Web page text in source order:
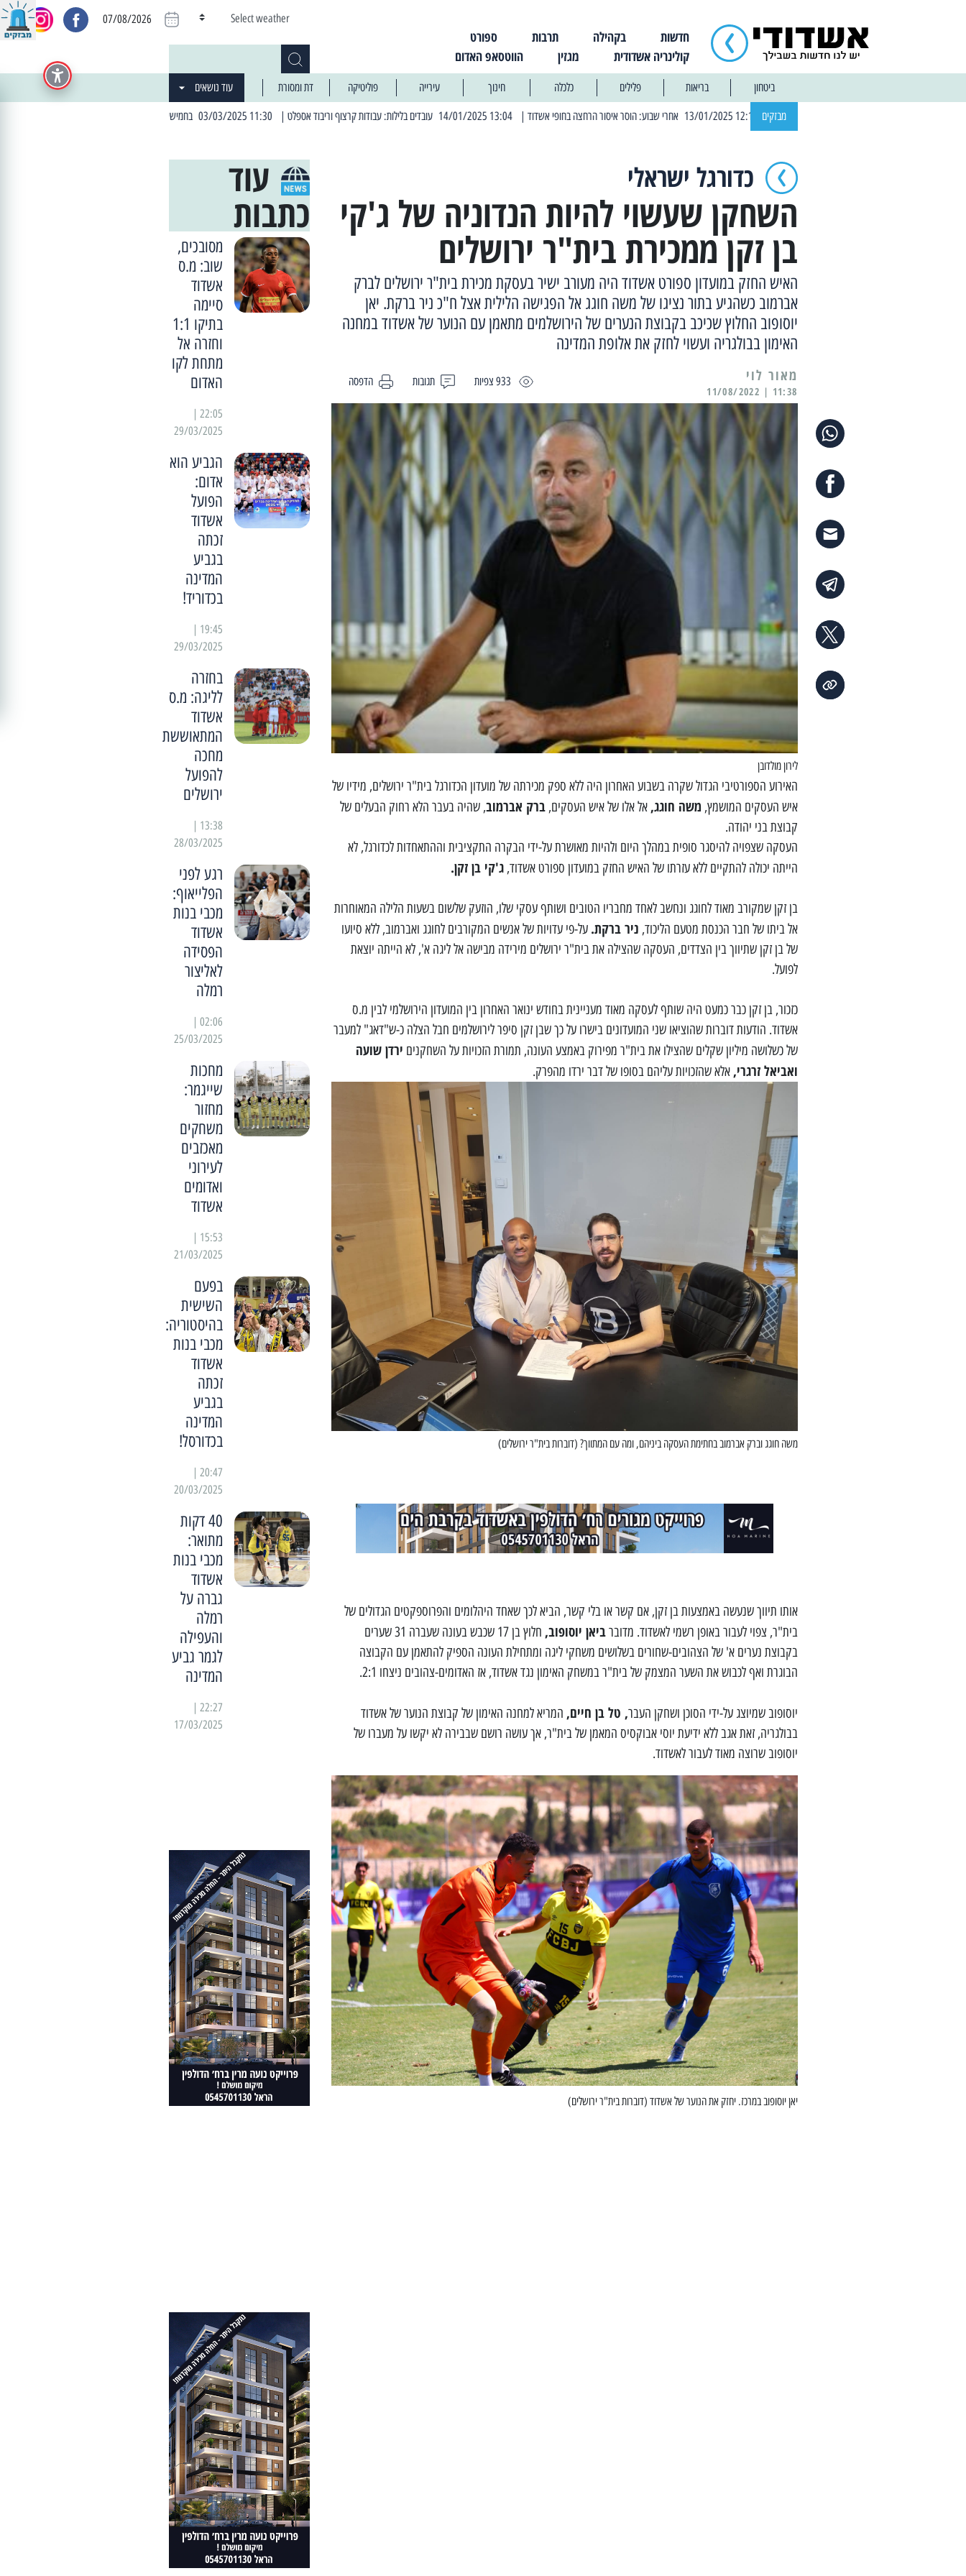
חדשות בקהילה תרבות
ספורט
קולינריה אשדודית
מגזין הווטסאפ האדום
Select weather
07/08/2026
ביטחון בריאות פלילים כלכלה חינוך עירייה פוליטיקה דת ומסורת עוד נושאים
מבזקים | 13:04 14/01/2025 עובדים בלילות: עבודות קרצוף וריבוד אספלט | 11:30 03/03/2025 בחמישי הקרוב: הרחובות בהם תהיה הפסקת חשמל יזומה
כדורגל ישראלי
השחקן שעשוי להיות הנדוניה של ג'קי
בן זקן ממכירת בית"ר ירושלים
האיש החזק במועדון ספורט אשדוד היה מעורב ישיר בעסקת מכירת בית"ר ירושלים לברק
אברמוב כשהגיע בתור נציגו של משה חוגג אל הפגישה הלילית אצל ח"כ ניר ברקת. יאן
יוסופוב החלוץ שכיכב בקבוצת הנערים של הירושלמים מתאמן עם הנוער של אשדוד במחנה
האימון בבולגריה ועשוי לחזק את אלופת המדינה
933 צפיות תגובות הדפסה מאור לוי
11:38 | 11/08/2022
לירון מולדובן
האירוע הספורטיבי הגדול שקרה בשבוע האחרון היה ללא ספק מכירתה של מועדון הכדורגל בית"ר ירושלים, מידיו של
איש העסקים המושמץ, משה חוגג, אל אלו של איש העסקים,ברק אברמוב, שהיה בעבר הלא רחוק הבעלים של
קבוצת בני יהודה.
העסקה שצפויה להיסגר סופית במהלך היום ולהיות מאושרת על-ידי הבקרה התקציבית וההתאחדות לכדורגל, לא
הייתה יכולה להתקיים ללא עזרתו של האיש החזק במועדון ספורט אשדוד,ג'קי בן זקן.
בן זקן שמקורב מאוד לחוגג ונחשב לאחד מחבריו הטובים ושותף עסקי שלו, הוזעק שלשום בשעות הלילה המאוחרות
אל ביתו של חבר הכנסת מטעם הליכוד, ניר ברקת. על-פי עדויות של אנשים המקורבים לחוגג ואברמוב, ללא סיועו
של בן זקן שתיווך בין הצדדים, העסקה שהצילה את בית"ר ירושלים מירידה מבישה אל ליגה א', לא הייתה יוצאת
לפועל.
כזכור, בן זקן כבר כמעט היה שותף לעסקה מאוד מעניינית בחודש ינואר האחרון בין המועדון הירושלמי לבין מ.ס
אשדוד. הודעות דוברות שהוציאו שני המועדונים בישרו על כך שבן זקן סיפר לירושלמים חבל הצלה כ-ש"דאג" למעבר
של כשלושה מיליון שקלים שהצילו את בית"ר מפירוק באמצע העונה, תמורת הזכויות על השחקנים ירדן שועה
ואביאל זרגרי, אלא שהזכויות עליהם בסופו של דבר ירדו מהפרק.
משה חוגג וברק אברמוב בחתימת העסקה ביניהם, ומה עם המתווך? (דוברות בית"ר ירושלים)
אותו תיווך שנעשה באמצעות בן זקן, אם קשר או בלי קשר, הביא לכך שאחד היהלומים והפרוספקטים הגדולים של
בית"ר, צפוי לעבור באופן רשמי לאשדוד. מדוברביאן יוסופוב,
חלוץ בן 17 שכבש בעונה שעברה 31 שערים
בקבוצת נערים א' של הצהובים-שחורים בשלושים משחקי ליגה ומתחילת העונה הספיק להתאמן עם הקבוצה
הבוגרת ואף לכבוש את השער המצמק של בית"ר במשחק האימון נגד אשדוד, אז האדומים-צהובים ניצחו 2:1.
יוסופוב שמיוצג על-ידי הסוכן ושחקן העבר, טל בן חיים, המריא למחנה האימון של קבוצת הנוער של אשדוד
בבולגריה, זאת אגב ללא ידיעת יוסי אבוקסיס המאמן של בית"ר, אך עושה רושם שבבירה לא יקשו על מעברו של
יוסופוב שרוצה מאוד לעבור לאשדוד.
יאן יוסופוב במרכז. יחזק את הנוער של אשדוד (דוברות בית"ר ירושלים)
עוד
כתבות
מסובכים,
שוב: מ.ס
אשדוד
סיימה
בתיקו 1:1
וחזרה אל
מתחת לקו
האדום
29/03/2025
הגביע הוא
אדום:
הפועל
אשדוד
זכתה
בגביע
המדינה
בכדוריד!
29/03/2025
בחזרה
לליגה: מ.ס
אשדוד
המתאוששת
מחכה
להפועל
ירושלים
28/03/2025
רגע לפני
הפלייאוף:
מכבי בנות
אשדוד
הפסידה
לאליצור
רמלה
25/03/2025
מחכות
שייגמר:
מחזור
משחקים
מאכזבים
לעירוני
ואדומים
אשדוד
21/03/2025
בפעם
השישית
בהיסטוריה:
מכבי בנות
אשדוד
זכתה
בגביע
המדינה
בכדורסל!
20/03/2025
40 דקות
מתואר:
מכבי בנות
אשדוד
גברה על
רמלה
והעפילה
לגמר גביע
המדינה
17/03/2025